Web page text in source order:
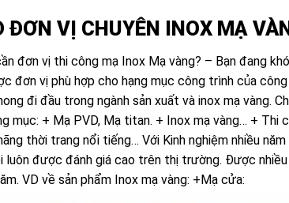
ĐƠN VỊ CHUYÊN INOX MẠ
đơn vị thi công mạ Inox Mạ vàng? – Bạn đang
đơn vị phù hợp cho hạng mục công trình của
đi đầu trong ngành sản xuất và inox mạ vàng.
mục: + Mạ PVD, Mạ titan. + Inox mạ vàng… +
thời trang nổi tiếng… Với Kinh nghiệm nhiều
luôn được đánh giá cao trên thị trường. Được
VD về sản phẩm Inox mạ vàng: +Mạ cửa: